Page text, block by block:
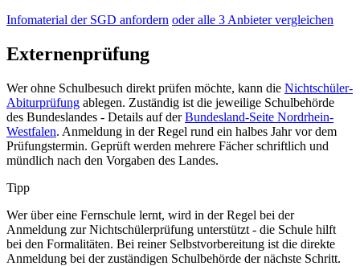
Infomaterial der SGD anfordern oder alle 3 Anbieter vergleichen
Externenprüfung
Wer ohne Schulbesuch direkt prüfen möchte, kann die Nichtschüler-
Abiturprüfung ablegen. Zuständig ist die jeweilige Schulbehörde
des Bundeslandes - Details auf derBundesland-Seite Nordrhein-
Westfalen. Anmeldung in der Regel rund ein halbes Jahr vor dem
Prüfungstermin. Geprüft werden mehrere Fächer schriftlich und
mündlich nach den Vorgaben des Landes.
Tipp
Wer über eine Fernschule lernt, wird in der Regel bei der
Anmeldung zur Nichtschülerprüfung unterstützt - die Schule hilft
bei den Formalitäten. Bei reiner Selbstvorbereitung ist die direkte
Anmeldung bei der zuständigen Schulbehörde der nächste Schritt.